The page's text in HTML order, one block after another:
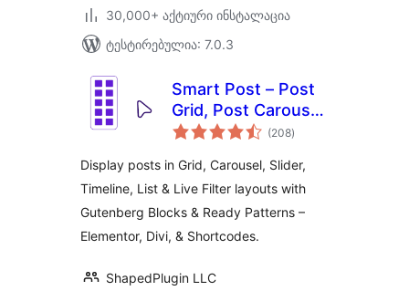
30,000+ აქტიური ინსტალაცია
ტესტირებულია: 7.0.3
Smart Post – Post
Grid, Post Carousel,
Post Slider
for Blog & News
(208საერთო
რეიტინგი
)
Display posts in Grid, Carousel, Slider,
Timeline, List & Live Filter layouts with
Gutenberg Blocks & Ready Patterns –
Elementor, Divi, & Shortcodes.
ShapedPlugin LLC